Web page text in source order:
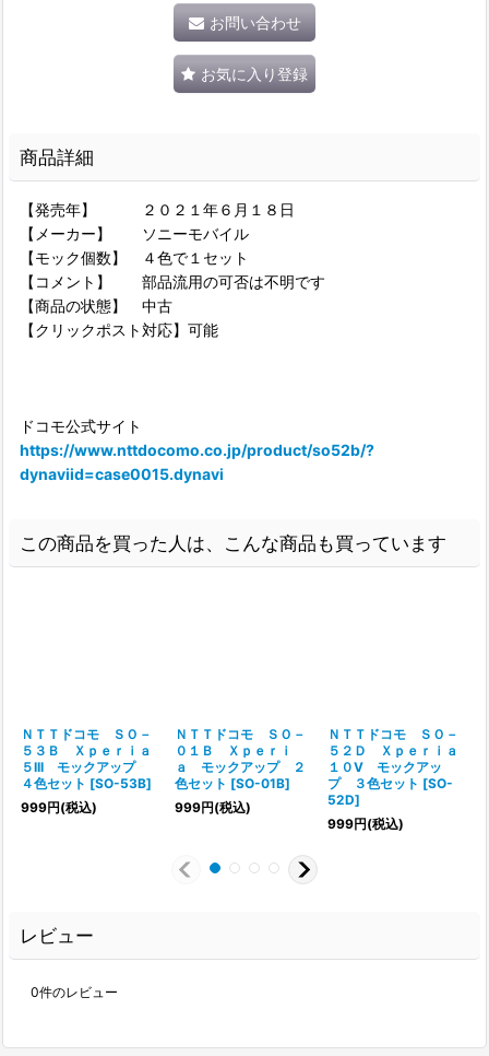
お問い合わせ
お気に入り登録
商品詳細
【発売年】 ２０２１年６月１８日
【メーカー】 ソニーモバイル
【モック個数】 ４色で１セット
【コメント】 部品流用の可否は不明です
【商品の状態】 中古
【クリックポスト対応】可能
ドコモ公式サイト
https://www.nttdocomo.co.jp/product/so52b/?
dynaviid=case0015.dynavi
この商品を買った人は、こんな商品も買っています
ＮＴＴドコモ ＳＯ－
５３Ｂ Ｘｐｅｒｉａ
５III モックアップ
４色セット [SO-53B]
999円(税込)
ＮＴＴドコモ ＳＯ－
０１Ｂ Ｘｐｅｒｉ
ａ モックアップ ２
色セット [SO-01B]
999円(税込)
ＮＴＴドコモ ＳＯ－
５２Ｄ Ｘｐｅｒｉａ
１０V モックアッ
プ ３色セット [SO-
52D]
999円(税込)
レビュー
0件のレビュー